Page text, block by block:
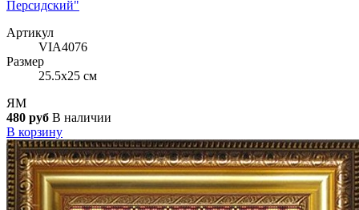
Персидский"
Артикул
VIA4076
Размер
25.5x25 см
ЯМ
480 руб В наличии
В корзину